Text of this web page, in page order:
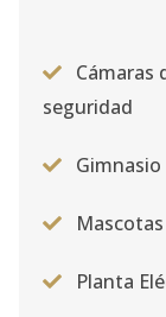
Cámaras
seguridad
Gimnasio
Planta